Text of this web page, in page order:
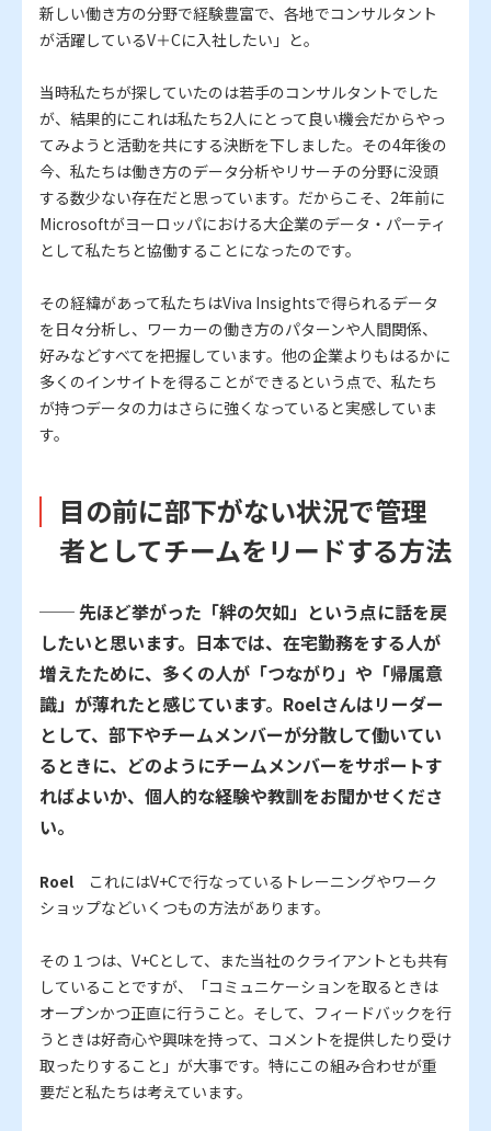
新しい働き方の分野で経験豊富で、各地でコンサルタント
が活躍しているV＋Cに入社したい」と。
当時私たちが探していたのは若手のコンサルタントでした
が、結果的にこれは私たち2人にとって良い機会だからやっ
てみようと活動を共にする決断を下しました。その4年後の
今、私たちは働き方のデータ分析やリサーチの分野に没頭
する数少ない存在だと思っています。だからこそ、2年前に
Microsoftがヨーロッパにおける大企業のデータ・パーティ
として私たちと協働することになったのです。
その経緯があって私たちはViva Insightsで得られるデータ
を日々分析し、ワーカーの働き方のパターンや人間関係、
好みなどすべてを把握しています。他の企業よりもはるかに
多くのインサイトを得ることができるという点で、私たち
が持つデータの力はさらに強くなっていると実感していま
す。
目の前に部下がない状況で管理
者としてチームをリードする方法
── 先ほど挙がった「絆の欠如」という点に話を戻
したいと思います。日本では、在宅勤務をする人が
増えたために、多くの人が「つながり」や「帰属意
識」が薄れたと感じています。Roelさんはリーダー
として、部下やチームメンバーが分散して働いてい
るときに、どのようにチームメンバーをサポートす
ればよいか、個人的な経験や教訓をお聞かせくださ
い。
Roel これにはV+Cで行なっているトレーニングやワーク
ショップなどいくつもの方法があります。
その１つは、V+Cとして、また当社のクライアントとも共有
していることですが、「コミュニケーションを取るときは
オープンかつ正直に行うこと。そして、フィードバックを行
うときは好奇心や興味を持って、コメントを提供したり受け
取ったりすること」が大事です。特にこの組み合わせが重
要だと私たちは考えています。